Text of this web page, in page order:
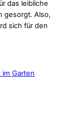
das leibliche
gesorgt. Also,
sich für den
im Garten